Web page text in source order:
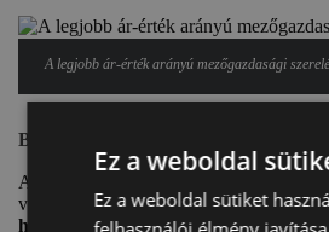
A legjobb ár-érték arányú mezőgazdasági
BÁLAVILLA
A nevéből is kiderül, hogy szintén
van szó, ezen azonban nincs mozgó
hidraulikus trágyavillánál sokkal
Ez a weboldal
Ez a weboldal sütiket